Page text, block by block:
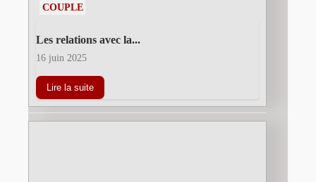
COUPLE
Les relations avec la...
16 juin 2025
Lire la suite